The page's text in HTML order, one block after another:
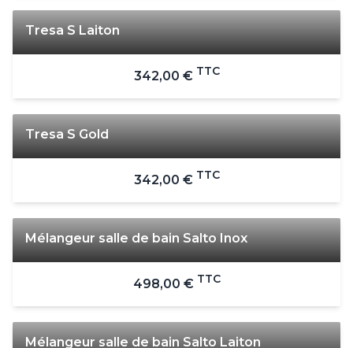
Tresa S Laiton
342,00 € TTC
Tresa S Gold
342,00 € TTC
Mélangeur salle de bain Salto Inox
498,00 € TTC
Mélangeur salle de bain Salto Laiton